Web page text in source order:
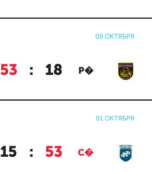
09 ОКТЯБРЯ
53 : 18 Р�
01 ОКТЯБРЯ
15 : 53 С�